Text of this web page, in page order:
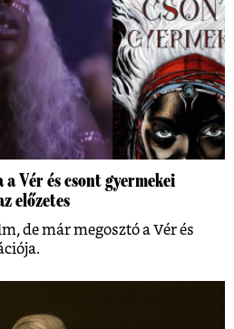
Vér és csont gyermekei
előzetes
de már megosztó a Vér és